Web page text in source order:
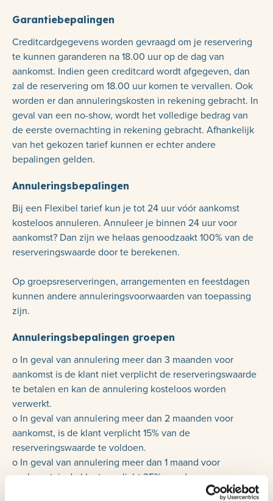
Garantiebepalingen
Creditcardgegevens worden gevraagd om je reservering
te kunnen garanderen na 18.00 uur op de dag van
aankomst. Indien geen creditcard wordt afgegeven, dan
zal de reservering om 18.00 uur komen te vervallen. Ook
worden er dan annuleringskosten in rekening gebracht. In
geval van een no-show, wordt het volledige bedrag van
de eerste overnachting in rekening gebracht. Afhankelijk
van het gekozen tarief kunnen er echter andere
bepalingen gelden.
Annuleringsbepalingen
Bij een Flexibel tarief kun je tot 24 uur vóór aankomst
kosteloos annuleren. Annuleer je binnen 24 uur voor
aankomst? Dan zijn we helaas genoodzaakt 100% van de
reserveringswaarde door te berekenen.
Op groepsreserveringen, arrangementen en feestdagen
kunnen andere annuleringsvoorwaarden van toepassing
zijn.
Annuleringsbepalingen groepen
o In geval van annulering meer dan 3 maanden voor
aankomst is de klant niet verplicht de reserveringswaarde
te betalen en kan de annulering kosteloos worden
verwerkt.
o In geval van annulering meer dan 2 maanden voor
aankomst, is de klant verplicht 15% van de
reserveringswaarde te voldoen.
o In geval van annulering meer dan 1 maand voor
aankomst, is de klant verplicht 35% van de